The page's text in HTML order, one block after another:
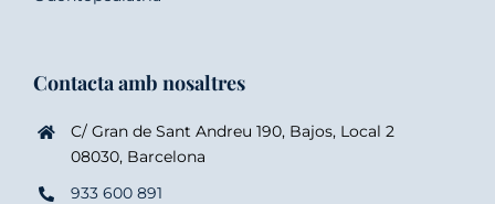
Contacta amb nosaltres
C/ Gran de Sant Andreu 190, Bajos, Local 2
08030, Barcelona
933 600 891